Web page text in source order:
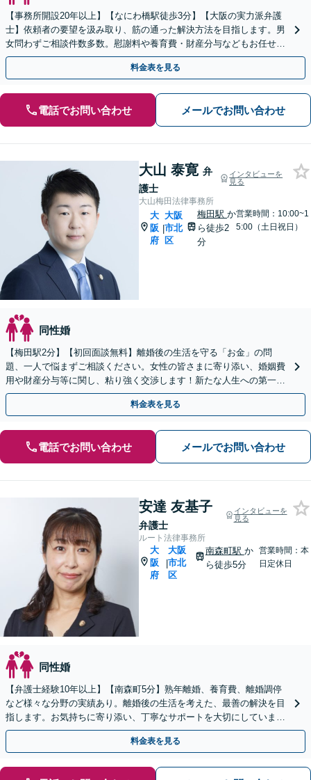
【事務所開設20年以上】【なにわ橋駅徒歩3分】【大阪の実力派弁護
士】依頼者の要望を汲み取り、筋の通った解決方法を目指します。男
女問わずご相談件数多数。慰謝料や養育費・財産分与などもお任せく
ださい。【初回30分相談無料】
料金表を見る
電話でお問い合わせ メールでお問い合わせ
大山 泰寛 弁
護士
インタビューを
見る
大山梅田法律事務所
大
阪
府
|
大阪
市北
区
梅田駅か
ら徒歩2
分
営業時間：10:00~1
5:00（土日祝日）
同性婚
【梅田駅2分】【初回面談無料】離婚後の生活を守る「お金」の問
題、一人で悩まずご相談ください。女性の皆さまに寄り添い、婚姻費
用や財産分与等に関し、粘り強く交渉します！新たな人生への第一歩
を全力でサポートいたします。【休日・夜間相談可】
料金表を見る
電話でお問い合わせ メールでお問い合わせ
安達 友基子
弁護士
インタビューを
見る
ルート法律事務所
大
阪
府
|
大阪
市北
区
南森町駅 か
ら徒歩5分
営業時間：本
日定休日
同性婚
【弁護士経験10年以上】【南森町5分】熟年離婚、養育費、離婚調停
など様々な分野の実績あり。離婚後の生活を考えた、最善の解決を目
指します。お気持ちに寄り添い、丁寧なサポートを大切にしていま
す。【法テラス可】【初回面談無料】
料金表を見る